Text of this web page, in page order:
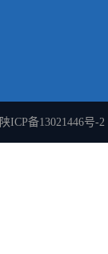
陕ICP备13021446号-2